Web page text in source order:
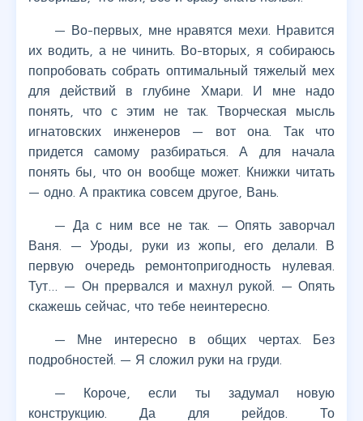
— Во-первых, мне нравятся мехи. Нравится
их водить, а не чинить. Во-вторых, я собираюсь
попробовать собрать оптимальный тяжелый мех
для действий в глубине Хмари. И мне надо
понять, что с этим не так. Творческая мысль
игнатовских инженеров — вот она. Так что
придется самому разбираться. А для начала
понять бы, что он вообще может. Книжки читать
— одно. А практика совсем другое, Вань.
— Да с ним все не так. — Опять заворчал
Ваня. — Уроды, руки из жопы, его делали. В
первую очередь ремонтопригодность нулевая.
Тут… — Он прервался и махнул рукой. — Опять
скажешь сейчас, что тебе неинтересно.
— Мне интересно в общих чертах. Без
подробностей. — Я сложил руки на груди.
— Короче, если ты задумал новую
конструкцию. Да для рейдов. То